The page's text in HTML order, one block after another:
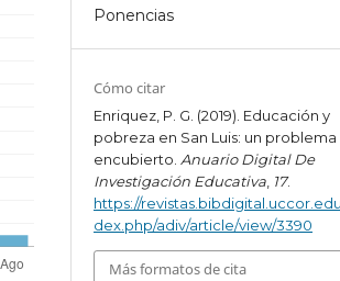
Ponencias
Cómo citar
Enriquez, P. G. (2019). Educación y
pobreza en San Luis: un problema
encubierto. Anuario Digital De
Investigación Educativa 17.
https://
dex.php/adiv/article/view/3390
Más formatos de cita